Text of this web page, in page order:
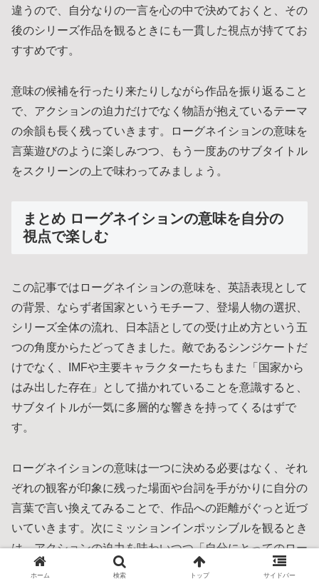
違うので、自分なりの一言を心の中で決めておくと、その
後のシリーズ作品を観るときにも一貫した視点が持ててお
すすめです。
意味の候補を行ったり来たりしながら作品を振り返ること
で、アクションの迫力だけでなく物語が抱えているテーマ
の余韻も長く残っていきます。ローグネイションの意味を
言葉遊びのように楽しみつつ、もう一度あのサブタイトル
をスクリーンの上で味わってみましょう。
まとめ ローグネイションの意味を自分の
視点で楽しむ
この記事ではローグネイションの意味を、英語表現として
の背景、ならず者国家というモチーフ、登場人物の選択、
シリーズ全体の流れ、日本語としての受け止め方という五
つの角度からたどってきました。敵であるシンジケートだ
けでなく、IMFや主要キャラクターたちもまた「国家から
はみ出した存在」として描かれていることを意識すると、
サブタイトルが一気に多層的な響きを持ってくるはずで
す。
ローグネイションの意味は一つに決める必要はなく、それ
ぞれの観客が印象に残った場面や台詞を手がかりに自分の
言葉で言い換えてみることで、作品への距離がぐっと近づ
いていきます。次にミッションインポッシブルを観るとき
は、アクションの迫力を味わいつつ「自分にとってのロー
グネイションとは何か」を静かに問いかけてみると、新し
ホーム 検索 トップ サイドバー